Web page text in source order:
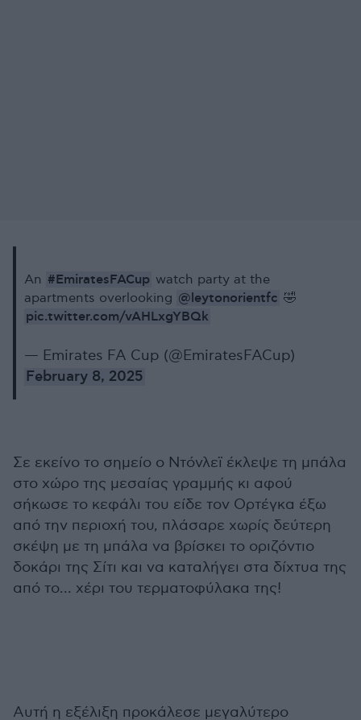
An #EmiratesFACup watch party at the
apartments overlooking @leytonorientfc 🤣
pic.twitter.com/vAHLxgYBQk
— Emirates FA Cup (@EmiratesFACup)
February 8, 2025
Σε εκείνο το σημείο ο Ντόνλεϊ έκλεψε τη μπάλα
στο χώρο της μεσαίας γραμμής κι αφού
σήκωσε το κεφάλι του είδε τον Ορτέγκα έξω
από την περιοχή του, πλάσαρε χωρίς δεύτερη
σκέψη με τη μπάλα να βρίσκει το οριζόντιο
δοκάρι της Σίτι και να καταλήγει στα δίχτυα της
από το... χέρι του τερματοφύλακα της!
Αυτή η εξέλιξη προκάλεσε μεγαλύτερο